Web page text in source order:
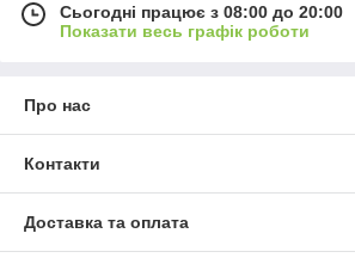
Сьогодні працює з 08:00 до 20:00
Показати весь графік роботи
Про нас
Контакти
Доставка та оплата